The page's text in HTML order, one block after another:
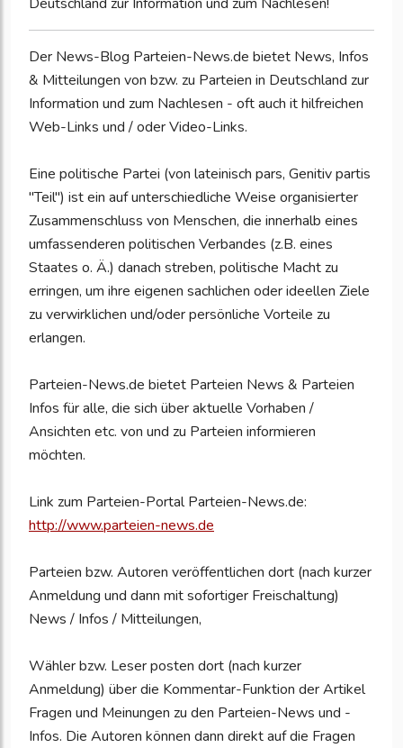
Der News-Blog Parteien-News.de bietet News, Infos
& Mitteilungen von bzw. zu Parteien in Deutschland zur
Information und zum Nachlesen - oft auch it hilfreichen
Web-Links und / oder Video-Links.
Eine politische Partei (von lateinisch pars, Genitiv partis
"Teil") ist ein auf unterschiedliche Weise organisierter
Zusammenschluss von Menschen, die innerhalb eines
umfassenderen politischen Verbandes (z.B. eines
Staates o. Ä.) danach streben, politische Macht zu
erringen, um ihre eigenen sachlichen oder ideellen Ziele
zu verwirklichen und/oder persönliche Vorteile zu
erlangen.
Parteien-News.de bietet Parteien News & Parteien
Infos für alle, die sich über aktuelle Vorhaben /
Ansichten etc. von und zu Parteien informieren
möchten.
Link zum Parteien-Portal Parteien-News.de:
http://www.parteien-news.de
Parteien bzw. Autoren veröffentlichen dort (nach kurzer
Anmeldung und dann mit sofortiger Freischaltung)
News / Infos / Mitteilungen,
Wähler bzw. Leser posten dort (nach kurzer
Anmeldung) über die Kommentar-Funktion der Artikel
Fragen und Meinungen zu den Parteien-News und -
Infos. Die Autoren können dann direkt auf die Fragen